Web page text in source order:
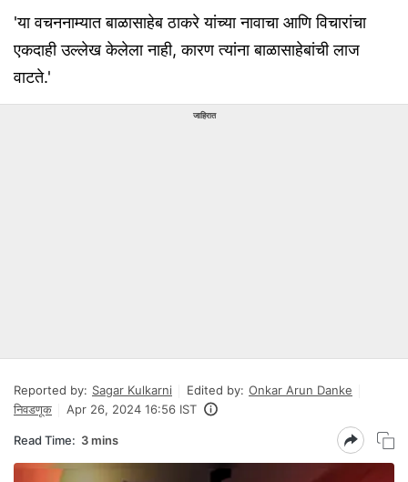
'या वचननाम्यात बाळासाहेब ठाकरे यांच्या नावाचा आणि विचारांचा
एकदाही उल्लेख केलेला नाही, कारण त्यांना बाळासाहेबांची लाज
वाटते.'
जाहिरात
Reported by: Sagar Kulkarni Edited by: Onkar Arun Danke
निवडणूक
Apr 26, 2024 16:56 IST
Read Time: 3 mins